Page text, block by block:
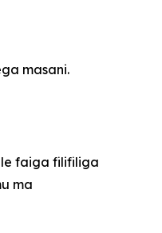
masani.
le faiga filifiliga
ma